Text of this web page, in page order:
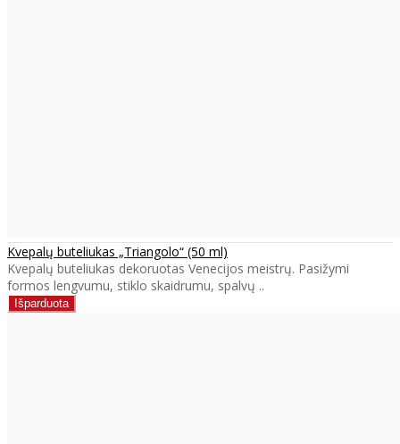
Kvepalų buteliukas „Triangolo“ (50 ml)
Kvepalų buteliukas dekoruotas Venecijos meistrų. Pasižymi
formos lengvumu, stiklo skaidrumu, spalvų ..